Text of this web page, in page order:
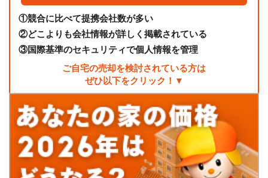
①競合に比べて提携会社数が多い
②どこよりも会社情報が詳しく掲載されている
③国際基準のセキュリティで個人情報を管理
ご自宅の売却を検討されている方は
ぜひ以下をクリック！▼